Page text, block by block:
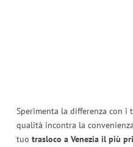
Sperimenta la differenza con i
qualità incontra la
tuo trasloco a Venezia il più